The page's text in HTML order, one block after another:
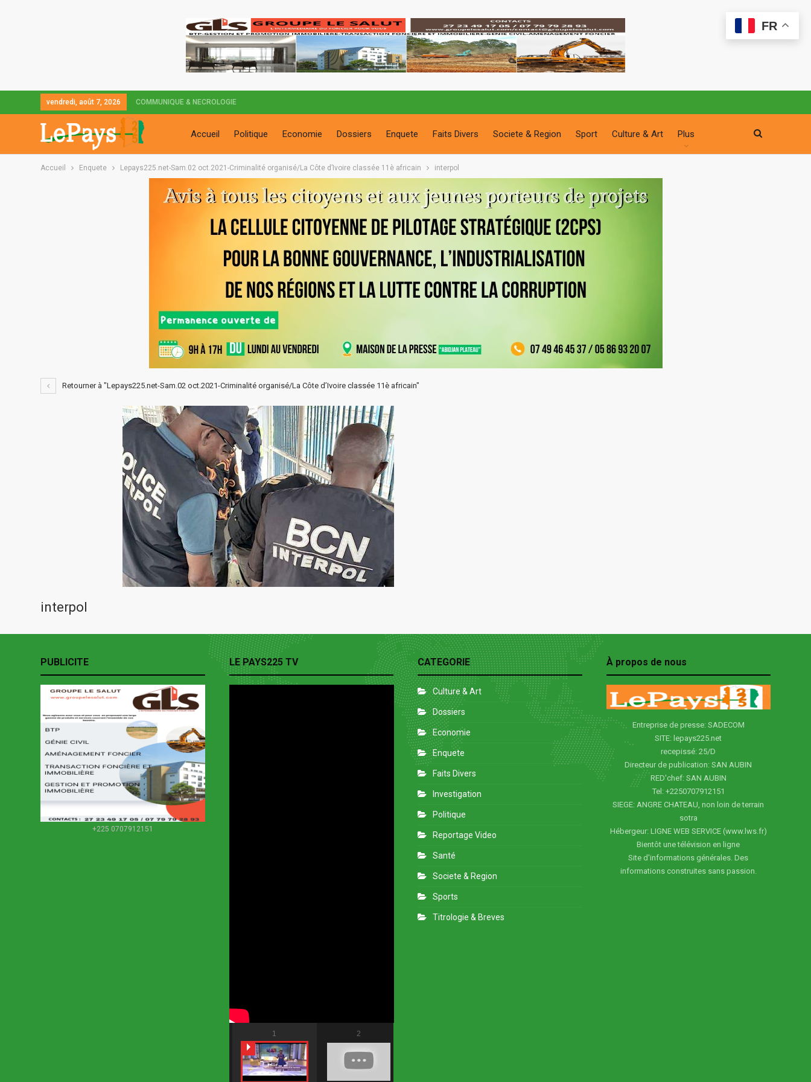
vendredi, août 7, 2026 COMMUNIQUE & NECROLOGIE
Accueil Politique Economie Dossiers Enquete Faits Divers Societe & Region Sport Culture & Art Plus
Accueil Enquete Lepays225.net-Sam.02 oct.2021-Criminalité organisé/La Côte d’Ivoire classée 11è africain interpol
Retourner à "Lepays225.net-Sam.02 oct.2021-Criminalité organisé/La Côte d’Ivoire classée 11è africain"
interpol
PUBLICITE
+225 0707912151
LE PAYS225 TV
1 2
CATEGORIE
Culture & Art
Dossiers
Economie
Enquete
Faits Divers
Investigation
Politique
Reportage Video
Santé
Societe & Region
Sports
Titrologie & Breves
À propos de nous
Entreprise de presse: SADECOM
SITE: lepays225.net
recepissé: 25/D
Directeur de publication: SAN AUBIN
RED'chef: SAN AUBIN
Tel: +2250707912151
SIEGE: ANGRE CHATEAU, non loin de terrain
sotra
Hébergeur: LIGNE WEB SERVICE (www.lws.fr)
Bientôt une télévision en ligne
Site d'informations générales. Des
informations construites sans passion.
FR